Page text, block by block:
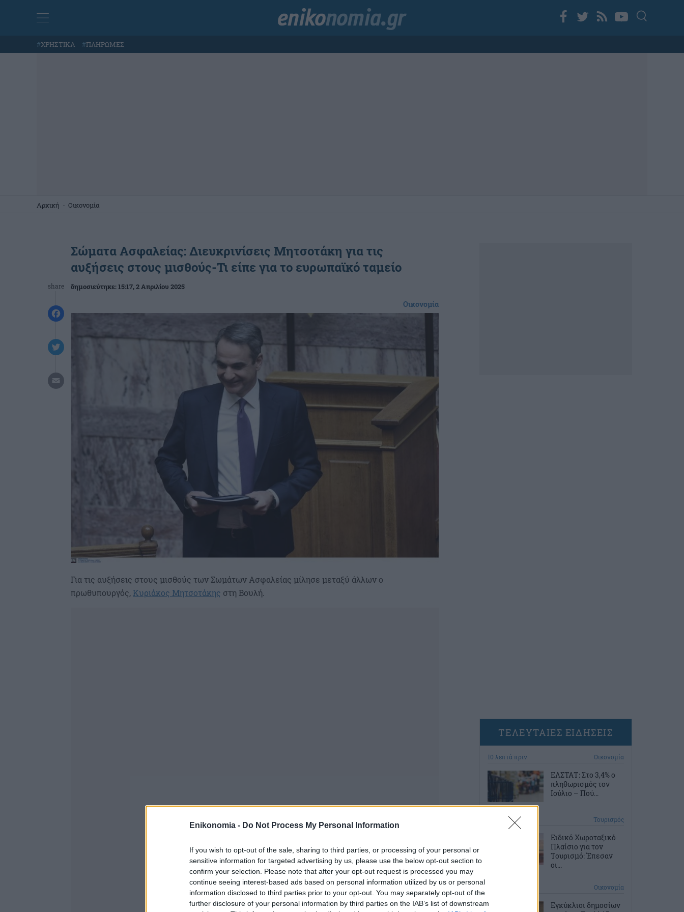
Enikonomia - Do Not Process My Personal Information
If you wish to opt-out of the sale, sharing to third parties, or processing of your personal or
sensitive information for targeted advertising by us, please use the below opt-out section to
confirm your selection. Please note that after your opt-out request is processed you may
continue seeing interest-based ads based on personal information utilized by us or personal
information disclosed to third parties prior to your opt-out. You may separately opt-out of the
further disclosure of your personal information by third parties on the IAB’s list of downstream
#ΧΡΗΣΤΙΚΑ #ΠΛΗΡΩΜΕΣ
Αρχική - Οικονομία
share
Σώματα Ασφαλείας: Διευκρινίσεις Μητσοτάκη για τις
αυξήσεις στους μισθούς-Τι είπε για το ευρωπαϊκό ταμείο
δημοσιεύτηκε:15:17, 2 Απριλίου 2025
Οικονομία
Για τις αυξήσεις στους μισθούς των Σωμάτων Ασφαλείας μίλησε μεταξύ άλλων ο
πρωθυπουργός, Κυριάκος Μητσοτάκης στη Βουλή.
ΤΕΛΕΥΤΑΙΕΣ ΕΙΔΗΣΕΙΣ
10 λεπτά πριν Οικονομία
ΕΛΣΤΑΤ: Στο 3,4% ο
πληθωρισμός τον
Ιούλιο – Πού...
39 λεπτά πριν Τουρισμός
Ειδικό Χωροταξικό
Πλαίσιο για τον
Τουρισμό: Έπεσαν
οι...
Οικονομία
Εγκύκλιοι δημοσίων